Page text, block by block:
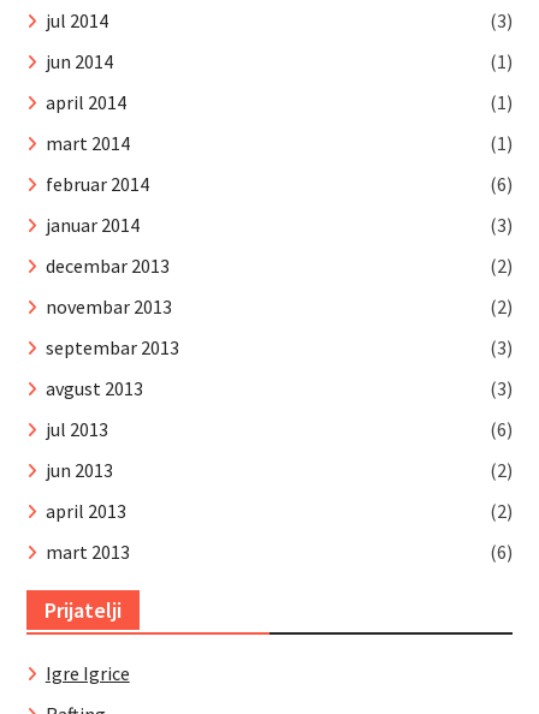
jul 2014
(3)
jun 2014
(1)
april 2014
(1)
mart 2014
(1)
februar 2014
(6)
januar 2014
(3)
decembar 2013
(2)
novembar 2013
(2)
septembar 2013
(3)
avgust 2013
(3)
jul 2013
(6)
jun 2013
(2)
april 2013
(2)
mart 2013
(6)
Prijatelji
Igre Igrice